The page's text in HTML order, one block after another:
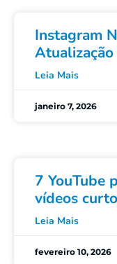
Instagram
Leia Mais
janeiro 7, 2026
7 YouTube
vídeos
Leia Mais
fevereiro 10, 2026